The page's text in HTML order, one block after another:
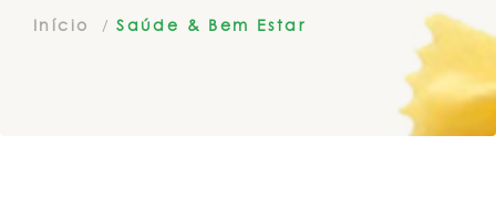
Início Saúde & Bem Estar